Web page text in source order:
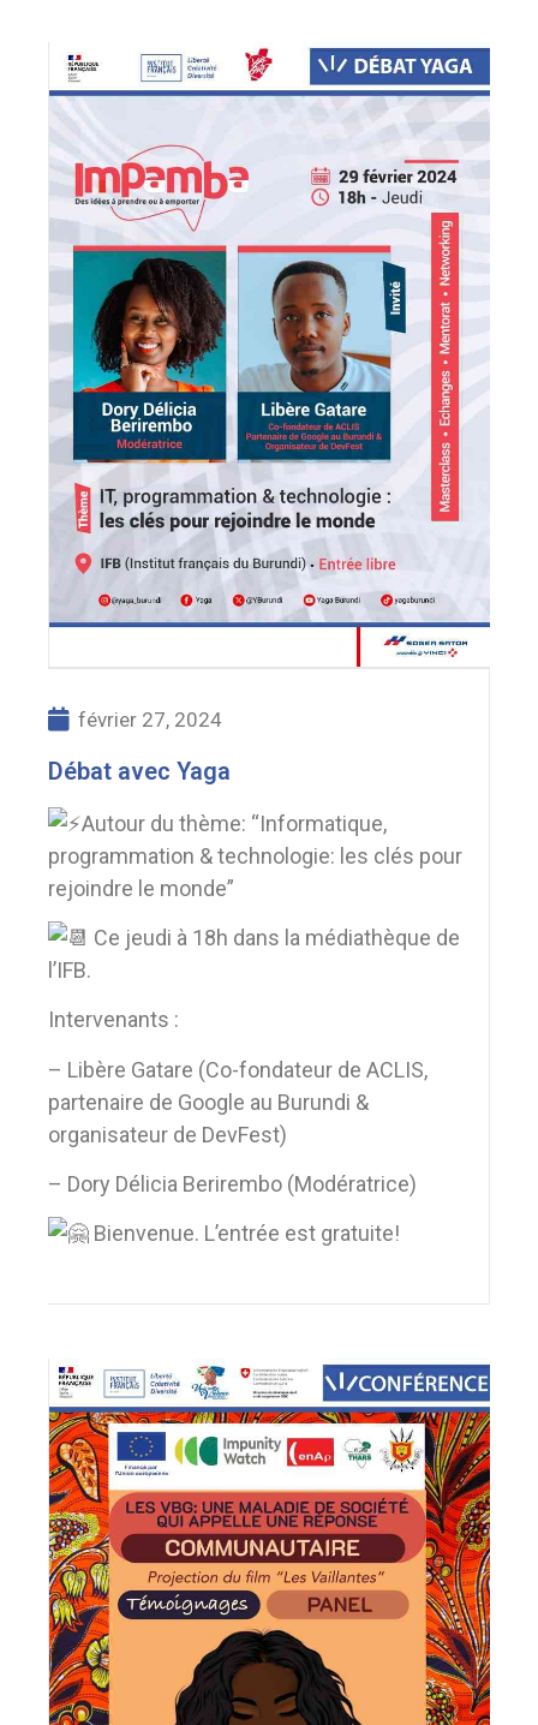
février 27, 2024
Débat avec Yaga
Autour du thème: “Informatique,
programmation & technologie: les clés pour
rejoindre le monde”
Ce jeudi à 18h dans la médiathèque de
l’IFB.
Intervenants :
– Libère Gatare (Co-fondateur de ACLIS,
partenaire de Google au Burundi &
organisateur de DevFest)
– Dory Délicia Berirembo (Modératrice)
Bienvenue. L’entrée est gratuite!